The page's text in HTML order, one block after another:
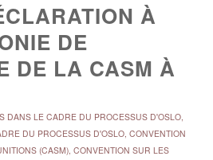
À
DE
DE LA CASM À
DANS LE CADRE DU PROCESSUS D'OSLO,
DU PROCESSUS D'OSLO, CONVENTION
(CASM), CONVENTION SUR LES